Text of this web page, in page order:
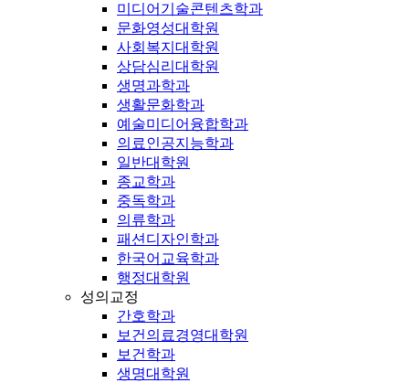
미디어기술콘텐츠학과
문화영성대학원
사회복지대학원
상담심리대학원
생명과학과
생활문화학과
예술미디어융합학과
의료인공지능학과
일반대학원
종교학과
중독학과
의류학과
패션디자인학과
한국어교육학과
행정대학원
성의교정
간호학과
보건의료경영대학원
보건학과
생명대학원